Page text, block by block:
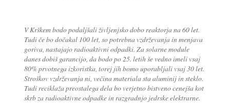
V Krškem bodo podaljšali življenjsko dobo reaktorja na 60 let.
Tudi če bo dočakal 100 let, so potrebna vzdrževanja in menjava
goriva, nastajajo radioaktivni odpadki. Za solarne module
danes dobiš garancijo, da bodo po 25. letih še vedno imeli vsaj
80% prvotnega izkoristka, torej jih bomo uporabljali vsaj 30 let.
Stroškov vzdrževanja ni, večina materiala sta aluminij in steklo.
Tudi reciklaža preostalega dela bo verjetno bistveno cenejša kot
skrb za radioaktivne odpadke in razgradnjo jedrske elektrarne.